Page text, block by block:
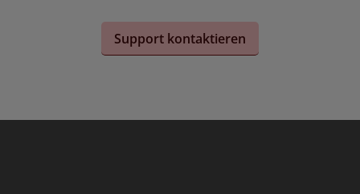
Support kontaktieren